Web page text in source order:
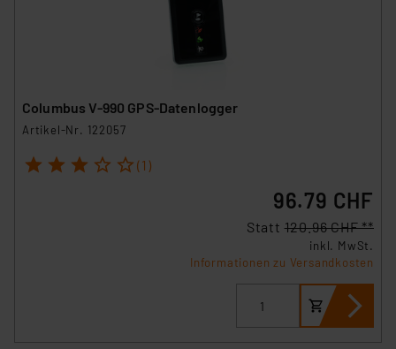
Columbus V-990 GPS-Datenlogger
Artikel-Nr. 122057
1 2 3 4 5 (1)
96.79 CHF
Statt120.96 CHF **
inkl. MwSt.
Informationen zu Versandkosten